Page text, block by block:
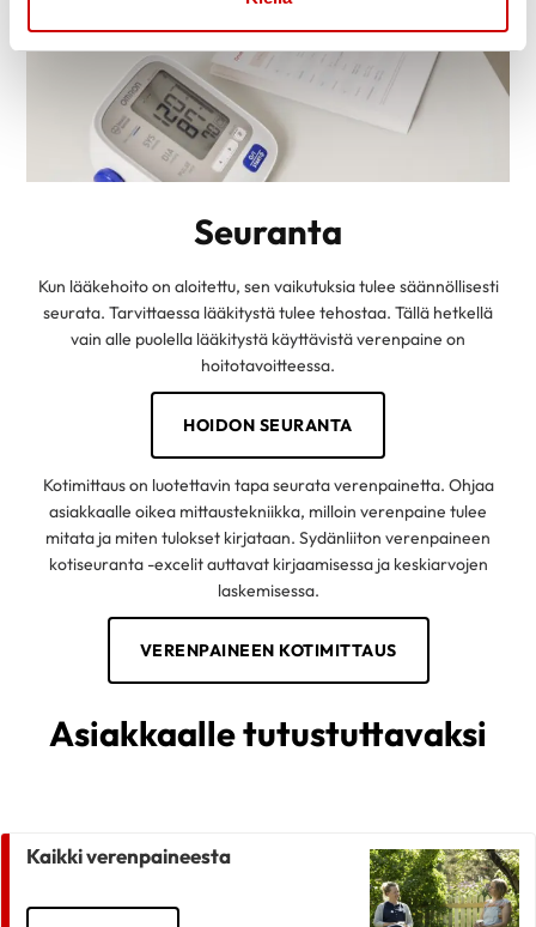
Seuranta
Kun lääkehoito on aloitettu, sen vaikutuksia tulee säännöllisesti
seurata. Tarvittaessa lääkitystä tulee tehostaa. Tällä hetkellä
vain alle puolella lääkitystä käyttävistä verenpaine on
hoitotavoitteessa.
HOIDON SEURANTA
Kotimittaus on luotettavin tapa seurata verenpainetta. Ohjaa
asiakkaalle oikea mittaustekniikka, milloin verenpaine tulee
mitata ja miten tulokset kirjataan. Sydänliiton verenpaineen
kotiseuranta -excelit auttavat kirjaamisessa ja keskiarvojen
laskemisessa.
VERENPAINEEN KOTIMITTAUS
Asiakkaalle tutustuttavaksi
Kaikki verenpaineesta